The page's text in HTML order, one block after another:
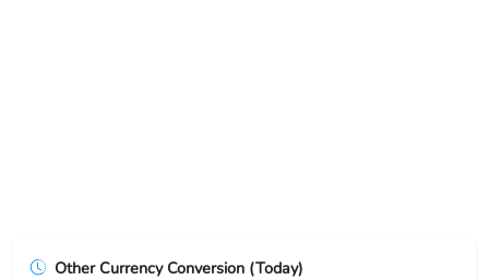
Other Currency Conversion (Today)